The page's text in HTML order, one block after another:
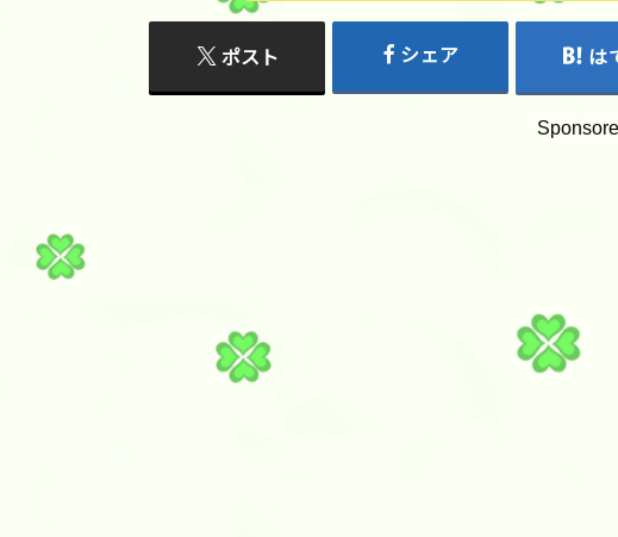
ポスト シェア は